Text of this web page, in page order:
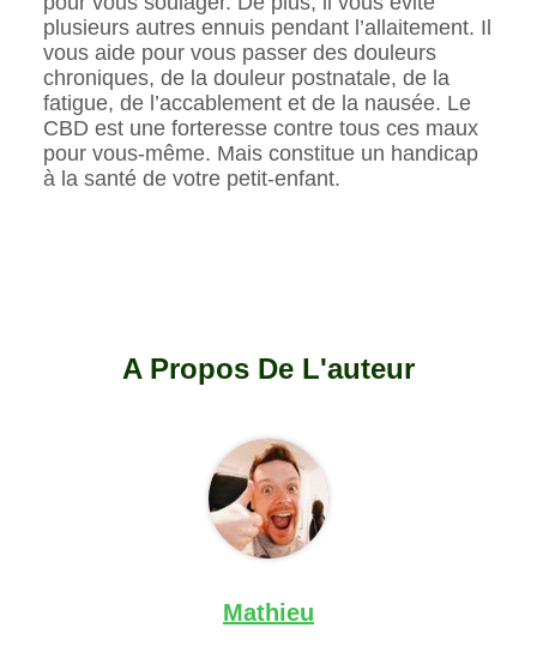
plusieurs autres ennuis pendant l’allaitement. Il
vous aide pour vous passer des douleurs
chroniques, de la douleur postnatale, de la
fatigue, de l’accablement et de la nausée. Le
CBD est une forteresse contre tous ces maux
pour vous-même. Mais constitue un handicap
à la santé de votre petit-enfant.
A Propos De L'auteur
Mathieu